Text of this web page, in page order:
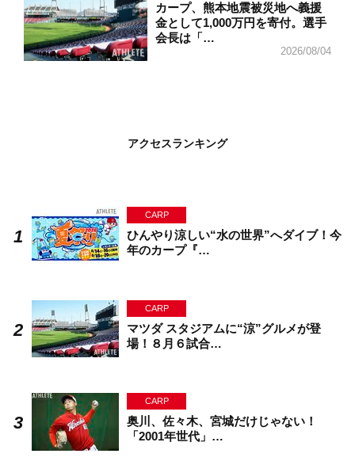
カープ、熊本地震被災地へ義援
金として1,000万円を寄付。選手
会長は「…
2026/08/04
アクセスランキング
CARP
ひんやり涼しい“水の世界”へダイブ！今
年のカープ『…
CARP
マツダ スタジアムに“涼”グルメが登
場！８月６試合…
CARP
奥川、佐々木、宮城だけじゃない！
「2001年世代」…